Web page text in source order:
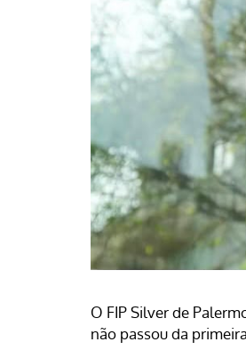
O FIP Silver de
não passou da